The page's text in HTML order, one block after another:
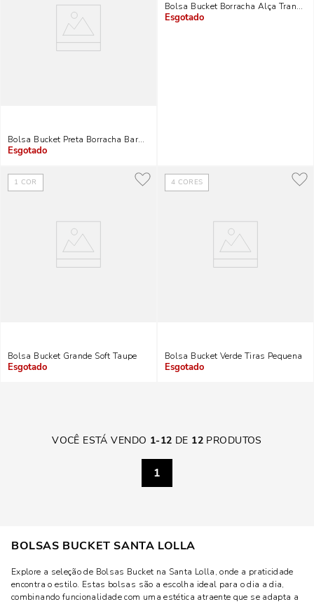
Bolsa Bucket Preta Borracha Barbicacho
Indisponível
Bolsa Bucket Borracha Alça
Indisponível
1 COR
Bolsa Bucket Grande Soft Taupe
Indisponível
4 CORES
Bolsa Bucket Verde Tiras Pequena
Indisponível
VOCÊ ESTÁ VENDO 1-12 DE 12 PRODUTOS
1
BOLSAS BUCKET SANTA LOLLA
Explore a seleção de Bolsas Bucket na Santa Lolla, onde a praticidade
encontra o estilo. Estas bolsas são a escolha ideal para o dia a dia,
combinando funcionalidade com uma estética atraente que se adapta a